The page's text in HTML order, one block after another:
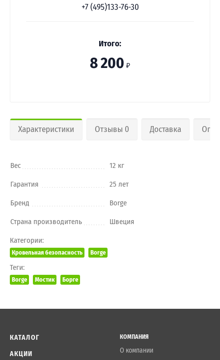
+7 (495)133-76-30
Итого:
8 200 ₽
Характеристики Отзывы 0 Доставка
Вес 12 кг
Гарантия 25 лет
Бренд Borge
Страна производитель Швеция
Категории:
Кровельная безопасность Borge
Теги:
Borge Мостик Борге
КАТАЛОГ
АКЦИИ
КОМПАНИЯ
О компании